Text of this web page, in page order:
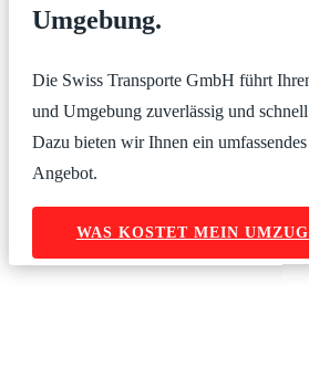
Umgebung.
Die Swiss Transporte GmbH führt
und Umgebung zuverlässig und
Dazu bieten wir Ihnen ein
Angebot.
WAS KOSTET MEIN